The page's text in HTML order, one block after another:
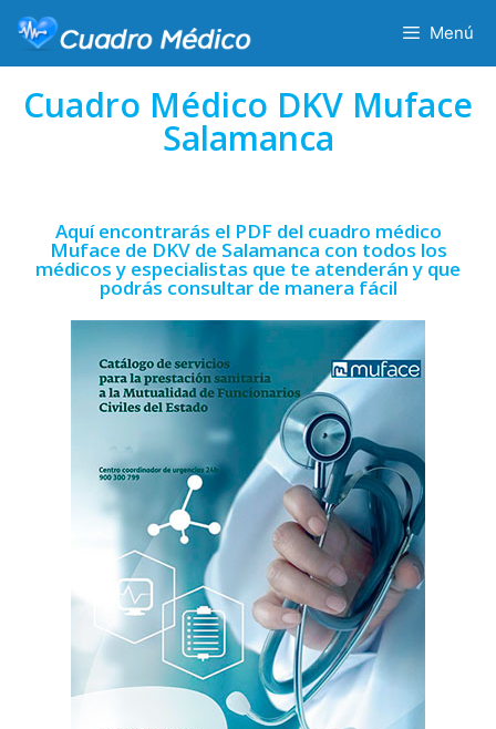
Menú
Cuadro Médico DKV Muface
Salamanca
Aquí encontrarás el PDF del cuadro médico
Muface de DKV de Salamanca con todos los
médicos y especialistas que te atenderán y que
podrás consultar de manera fácil